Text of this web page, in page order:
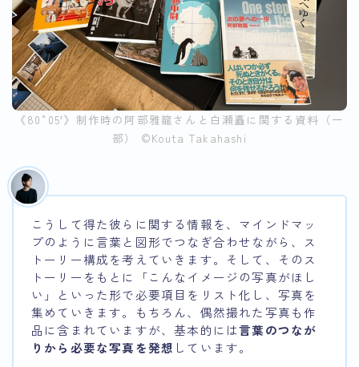
《80°05′》制作時の阿部雅龍さんと白瀬矗に関する資料（一
部） ©︎Kouta Takahashi
こうして得た彼らに関する情報を、マインドマッ
プのように言葉と図形でつなぎ合わせながら、ス
トーリー構成を考えていきます。そして、そのス
トーリーをもとに「こんなイメージの写真がほし
い」といった形で必要項目をリスト化し、写真を
集めていきます。もちろん、偶然撮れた写真も作
品に含まれていますが、基本的には言葉のつなが
りから必要な写真を発想 しています。